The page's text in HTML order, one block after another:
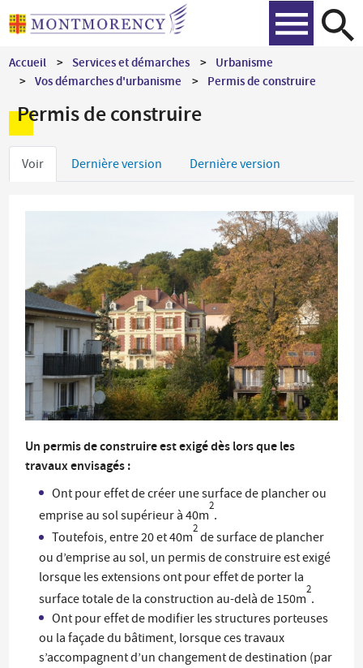
Aller
au
principal
Accueil Services et démarches
Urbanisme
Vos démarches d'urbanisme
Permis de construire
Permis de construire
Onglets
Voir Dernière version Dernière version
Un permis de construire est exigé dès lors que les
travaux envisagés :
Ont pour effet de créer une surface de plancher ou
emprise au sol supérieur à 40m
2
.
Toutefois, entre 20 et 40m
2
de surface de plancher
ou d’emprise au sol, un permis de construire est exigé
lorsque les extensions ont pour effet de porter la
surface totale de la construction au-delà de 150m
2
.
Ont pour effet de modifier les structures porteuses
ou la façade du bâtiment, lorsque ces travaux
s’accompagnent d’un changement de destination (par